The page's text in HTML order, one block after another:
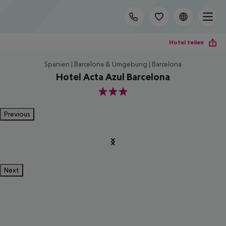
Hotel teilen
Spanien | Barcelona & Umgebung | Barcelona
Hotel Acta Azul Barcelona
3
Previous
Next